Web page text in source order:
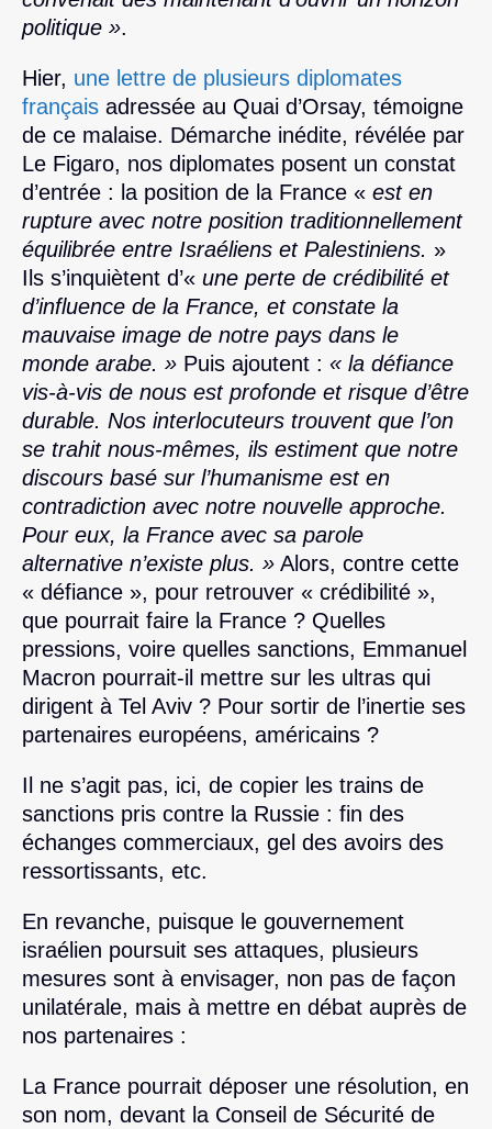
politique ».
Hier, une lettre de plusieurs diplomates
français adressée au Quai d’Orsay, témoigne
de ce malaise. Démarche inédite, révélée par
Le Figaro, nos diplomates posent un constat
d’entrée : la position de la France « est en
rupture avec notre position traditionnellement
équilibrée entre Israéliens et Palestiniens. »
Ils s’inquiètent d’« une perte de crédibilité et
d’influence de la France, et constate la
mauvaise image de notre pays dans le
monde arabe. » Puis ajoutent : « la défiance
vis-à-vis de nous est profonde et risque d’être
durable. Nos interlocuteurs trouvent que l’on
se trahit nous-mêmes, ils estiment que notre
discours basé sur l’humanisme est en
contradiction avec notre nouvelle approche.
Pour eux, la France avec sa parole
alternative n’existe plus. » Alors, contre cette
« défiance », pour retrouver « crédibilité »,
que pourrait faire la France ? Quelles
pressions, voire quelles sanctions, Emmanuel
Macron pourrait-il mettre sur les ultras qui
dirigent à Tel Aviv ? Pour sortir de l’inertie ses
partenaires européens, américains ?
Il ne s’agit pas, ici, de copier les trains de
sanctions pris contre la Russie : fin des
échanges commerciaux, gel des avoirs des
ressortissants, etc.
En revanche, puisque le gouvernement
israélien poursuit ses attaques, plusieurs
mesures sont à envisager, non pas de façon
unilatérale, mais à mettre en débat auprès de
nos partenaires :
La France pourrait déposer une résolution, en
son nom, devant la Conseil de Sécurité de